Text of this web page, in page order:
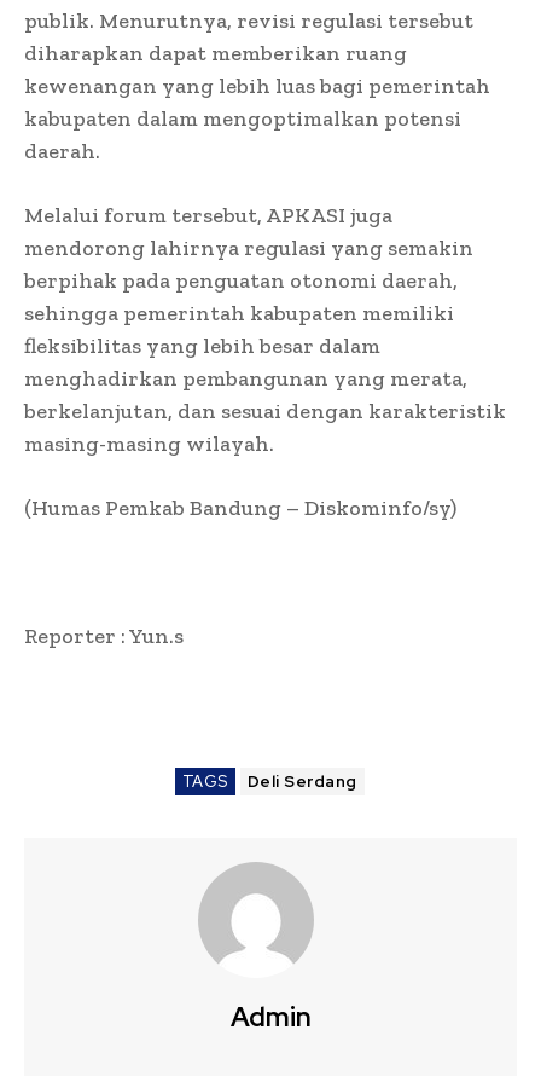
publik. Menurutnya, revisi regulasi tersebut
diharapkan dapat memberikan ruang
kewenangan yang lebih luas bagi pemerintah
kabupaten dalam mengoptimalkan potensi
daerah.
Melalui forum tersebut, APKASI juga
mendorong lahirnya regulasi yang semakin
berpihak pada penguatan otonomi daerah,
sehingga pemerintah kabupaten memiliki
fleksibilitas yang lebih besar dalam
menghadirkan pembangunan yang merata,
berkelanjutan, dan sesuai dengan karakteristik
masing-masing wilayah.
(Humas Pemkab Bandung – Diskominfo/sy)
Reporter : Yun.s
TAGS Deli Serdang
Admin